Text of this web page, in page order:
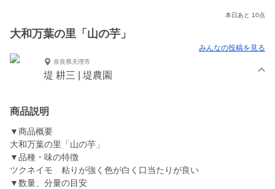
本日あと 10点
大和万葉の里「山の芋」
みんなの投稿を見る
奈良県天理市
堤 耕三 | 堤農園
商品説明
▼商品概要
大和万葉の里「山の芋」
▼品種・味の特徴
ツクネイモ 粘りが強く色が白く口当たりが良い
▼数量、分量の目安